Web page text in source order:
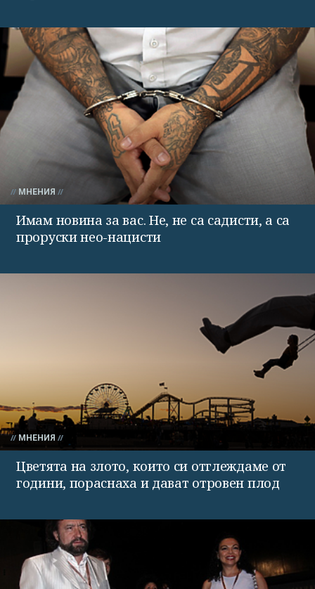
МНЕНИЯ
Имам новина за вас. Не, не са садисти, а са
проруски нео-нацисти
МНЕНИЯ
Цветята на злото, които си отглеждаме от
години, пораснаха и дават отровен плод